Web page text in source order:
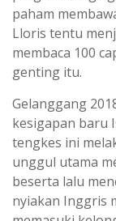
paham
Lloris tentu
membaca 100
genting itu.
Gelanggang
kesigapan baru
tengkes ini
unggul utama
beserta lalu
nyiakan Inggris